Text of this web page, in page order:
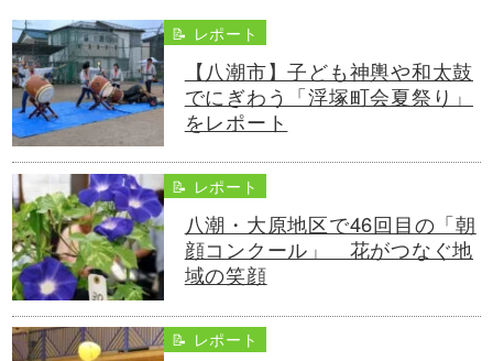
📝 レポート
【八潮市】子ども神輿や和太鼓
でにぎわう「浮塚町会夏祭り」
をレポート
📝 レポート
八潮・大原地区で46回目の「朝
顔コンクール」 花がつなぐ地
域の笑顔
📝 レポート